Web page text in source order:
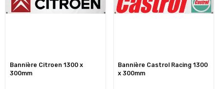
Bannière Citroen 1300 x
300mm
Bannière Castrol Racing 1300
x 300mm